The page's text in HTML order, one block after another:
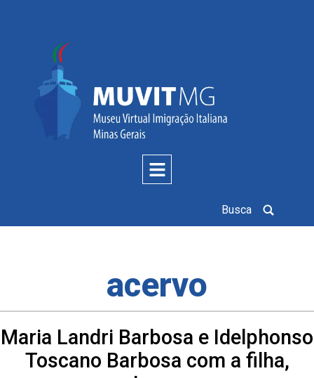
Busca
acervo
Maria Landri Barbosa e Idelphonso
Toscano Barbosa com a filha,